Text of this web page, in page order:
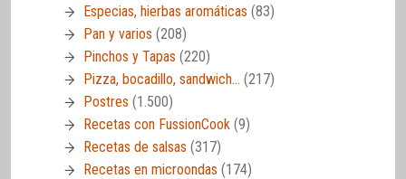
Especias, hierbas aromáticas (83)
Pan y varios (208)
Pinchos y Tapas (220)
Pizza, bocadillo, sandwich… (217)
Postres (1.500)
Recetas con FussionCook (9)
Recetas de salsas (317)
Recetas en microondas (174)